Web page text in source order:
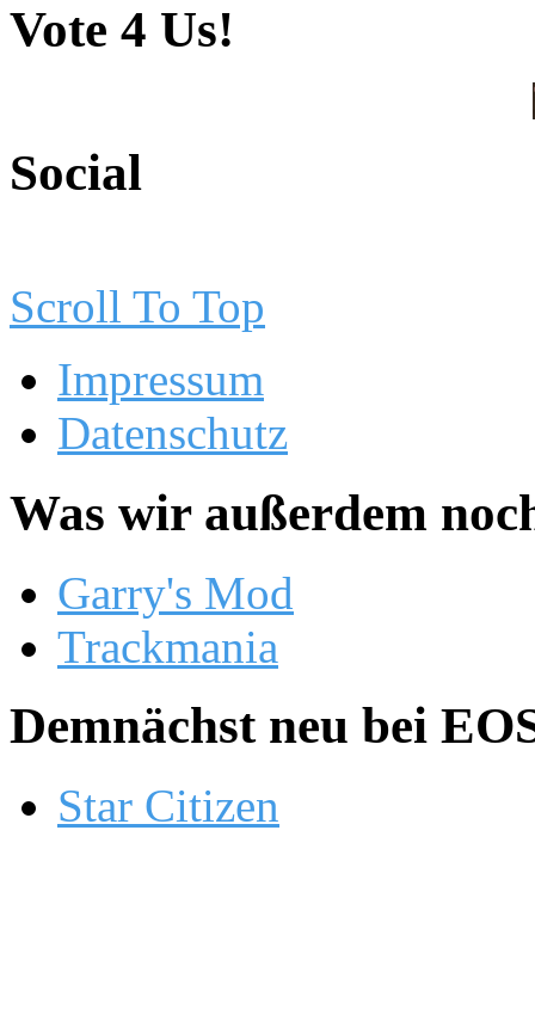
Vote 4 Us!
Social
Scroll To Top
Impressum
Datenschutz
Was wir außerdem
Garry's Mod
Trackmania
Demnächst neu bei
Star Citizen